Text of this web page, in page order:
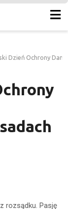
Dzień Ochrony
rozsądku. Pasję